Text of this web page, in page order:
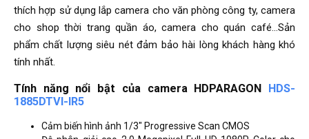
thích hợp sử dụng lắp camera cho văn phòng công ty, camera
cho shop thời trang quần áo, camera cho quán café…Sản
phẩm chất lượng siêu nét đảm bảo hài lòng khách hàng khó
tính nhất.
Tính năng nổi bật của camera HDPARAGON HDS-
1885DTVI-IR5
Cảm biến hình ảnh 1/3" Progressive Scan CMOS